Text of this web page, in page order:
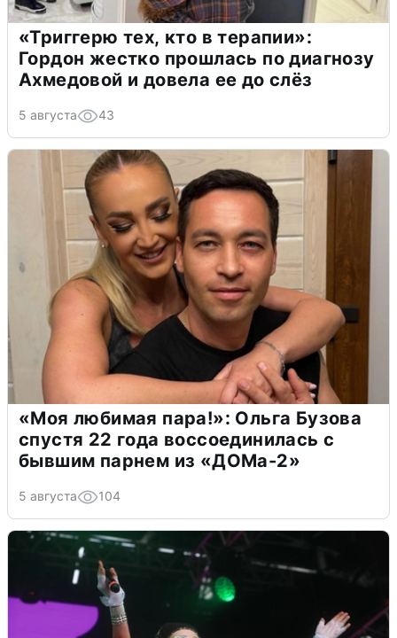
«Триггерю тех, кто в терапии»:
Гордон жестко прошлась по диагнозу
Ахмедовой и довела ее до слёз
5 августа 43
«Моя любимая пара!»: Ольга Бузова
спустя 22 года воссоединилась с
бывшим парнем из «ДОМа-2»
5 августа 104